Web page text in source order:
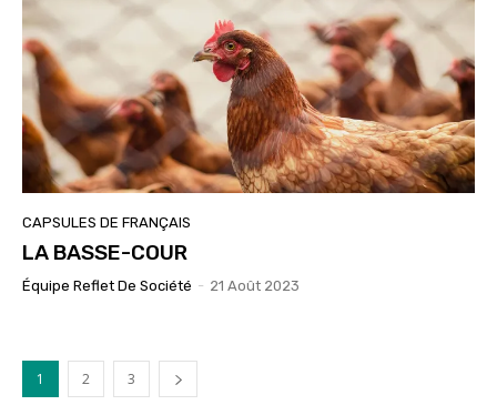
CAPSULES DE FRANÇAIS
LA BASSE-COUR
Équipe Reflet De Société - 21 Août 2023
1 2 3